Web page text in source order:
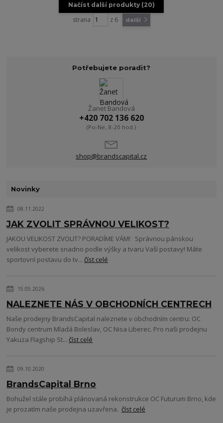
Načíst další produkty (20)
strana z 6 další
Potřebujete poradit?
Žanet Bandová
+420 702 136 620
(Po-Ne, 8-20 hod.)
shop@brandscapital.cz
Novinky
08.11.2022
JAK ZVOLIT SPRÁVNOU VELIKOST?
JAKOU VELIKOST ZVOLIT? PORADÍME VÁM! Správnou pánskou
velikost vyberete snadno podle výšky a tvaru Vaší postavy! Máte
sportovní postavu do tv...číst celé
15.05.2026
NALEZNETE NÁS V OBCHODNÍCH CENTRECH
Naše prodejny BrandsCapital naleznete v obchodním centru: OC
Bondy centrum Mladá Boleslav, OC Nisa Liberec. Pro naši prodejnu
Yakuza Flagship St...číst celé
09.10.2020
BrandsCapital Brno
Bohužel stále probíhá plánovaná rekonstrukce OC Futurum Brno, kde
je prozatím naše prodejna uzavřena.číst celé